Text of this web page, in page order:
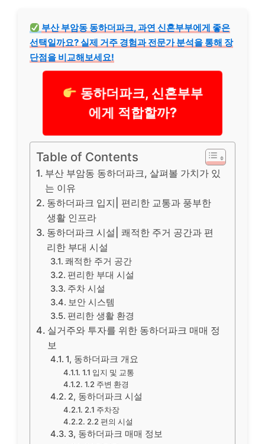
부산 부암동 동하더파크, 과연 신혼부부에게 좋은
선택일까요? 실제 거주 경험과 전문가 분석을 통해 장
단점을 비교해보세요!
동하더파크, 신혼부부
에게 적합할까?
Table of Contents
부산 부암동 동하더파크, 살펴볼 가치가 있
는 이유
동하더파크 입지| 편리한 교통과 풍부한
생활 인프라
동하더파크 시설| 쾌적한 주거 공간과 편
리한 부대 시설
쾌적한 주거 공간
편리한 부대 시설
주차 시설
보안 시스템
편리한 생활 환경
실거주와 투자를 위한 동하더파크 매매 정
보
1, 동하더파크 개요
1.1 입지 및 교통
1.2 주변 환경
2, 동하더파크 시설
2.1 주차장
2.2 편의 시설
3, 동하더파크 매매 정보